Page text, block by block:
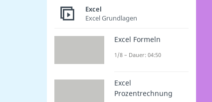
Excel
Excel Grundlagen
Excel Formeln
1/8 – Dauer: 04:50
Excel
Prozentrechnung